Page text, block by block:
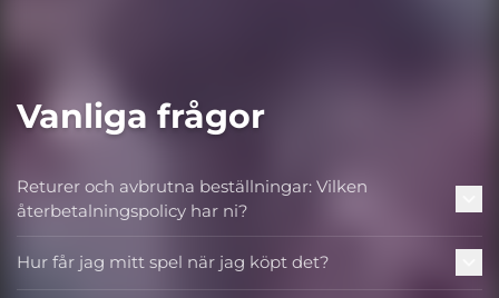
Vanliga frågor
Returer och avbrutna beställningar: Vilken
återbetalningspolicy har ni?
Hur får jag mitt spel när jag köpt det?